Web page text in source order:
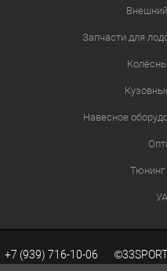
Запчасти для
Навесное
Тюнинг
+7 (939) 716-10-06 ©33SPORT